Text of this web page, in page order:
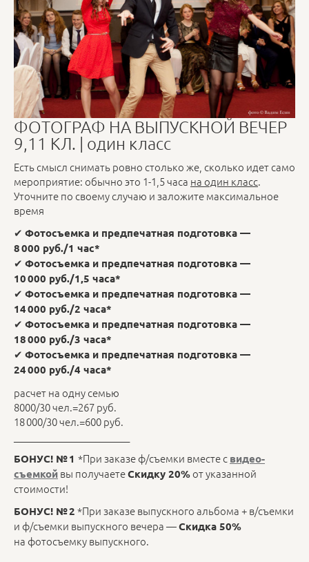
ФОТОГРАФ НА ВЫПУСКНОЙ ВЕЧЕР
9,11 КЛ. | один класс
Есть смысл снимать ровно столько же, сколько идет само
мероприятие: обычно это 1-1,5 часа на один класс.
Уточните по своему случаю и заложите максимальное
время
✔ Фотосъемка и предпечатная подготовка —
8 000 руб./1 час*
✔ Фотосъемка и предпечатная подготовка —
10 000 руб./1,5 часа*
✔ Фотосъемка и предпечатная подготовка —
14 000 руб./2 часа*
✔ Фотосъемка и предпечатная подготовка —
18 000 руб./3 часа*
✔ Фотосъемка и предпечатная подготовка —
24 000 руб./4 часа*
расчет на одну семью
8000/30 чел.=267 руб.
18 000/30 чел.=600 руб.
БОНУС! № 1 *При заказе ф/съемки вместе с видео-
съемкой вы получаетеСкидку 20%от указанной
стоимости!
БОНУС! № 2 *При заказе выпускного альбома + в/съемки
и ф/съемки выпускного вечера —Скидка 50%
на фотосъемку выпускного.